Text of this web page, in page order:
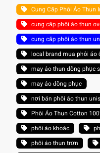
Cung Cấp Phôi Áo Thun
cung cấp phôi áo thun
cung cấp phôi áo thun
local brand mua phôi áo
may áo thun đồng phục
may áo đồng phục
nơi bán phôi áo thun
Phôi Áo Thun Cotton
phôi áo khoác
phôi áo thun trơn